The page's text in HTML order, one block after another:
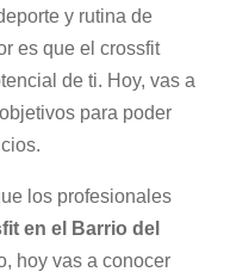
y rutina de
es que el crossfit
de ti. Hoy, vas a
para poder
los profesionales
en el Barrio del
hoy vas a conocer